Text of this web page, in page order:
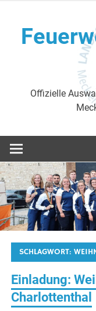
content
Offizielle
SCHLAGWORT:
Einladung:
Charlottenthal